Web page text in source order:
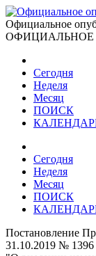
Официальное
ОФИЦИАЛЬНОЕ
Сегодня
Неделя
Месяц
ПОИСК
Сегодня
Неделя
Месяц
ПОИСК
Постановление
31.10.2019 № 1396